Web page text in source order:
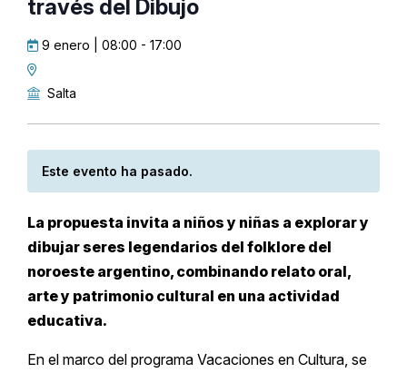
través del Dibujo
9 enero | 08:00 - 17:00
Salta
Este evento ha pasado.
La propuesta invita a niños y niñas a explorar y
dibujar seres legendarios del folklore del
noroeste argentino, combinando relato oral,
arte y patrimonio cultural en una actividad
educativa.
En el marco del programa Vacaciones en Cultura, se